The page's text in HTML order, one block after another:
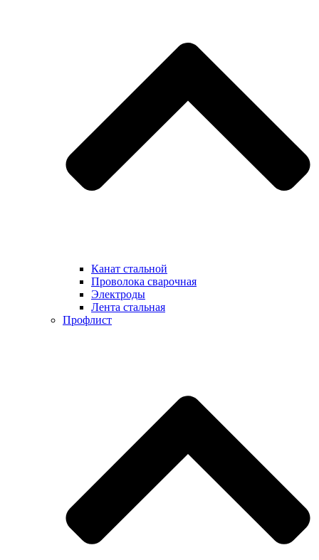
Канат стальной
Проволока сварочная
Электроды
Лента стальная
Профлист